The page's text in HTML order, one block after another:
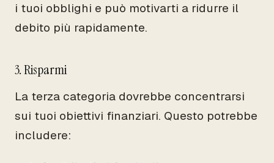
i tuoi obblighi e può motivarti a ridurre il
debito più rapidamente.
3. Risparmi
La terza categoria dovrebbe concentrarsi
sui tuoi obiettivi finanziari. Questo potrebbe
includere: